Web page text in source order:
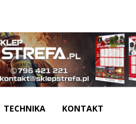
TECHNIKA KONTAKT